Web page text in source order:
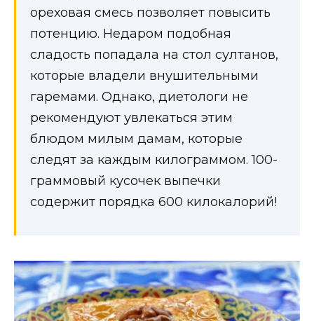
ореховая смесь позволяет повысить
потенцию. Недаром подобная
сладость попадала на стол султанов,
которые владели внушительными
гаремами. Однако, диетологи не
рекомендуют увлекаться этим
блюдом милым дамам, которые
следят за каждым килограммом. 100-
граммовый кусочек выпечки
содержит порядка 600 килокалорий!